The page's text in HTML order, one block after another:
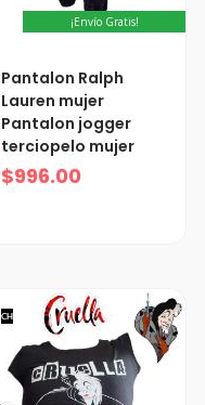
¡Envío Gratis!
Pantalon Ralph
Lauren mujer
Pantalon jogger
terciopelo mujer
$996.00
CH